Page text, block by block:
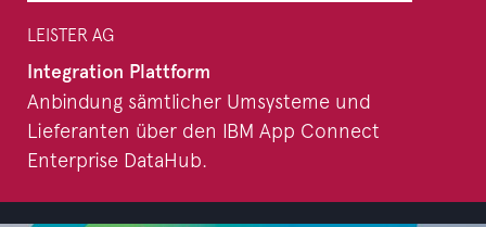
LEISTER AG
Integration Plattform
Anbindung sämtlicher Umsysteme und
Lieferanten über den IBM App Connect
Enterprise DataHub.